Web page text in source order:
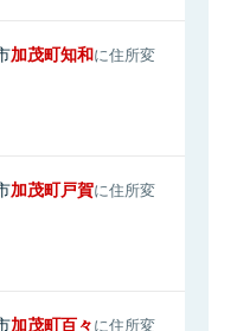
加茂町知和に住所変
加茂町戸賀に住所変
加茂町百々に住所変